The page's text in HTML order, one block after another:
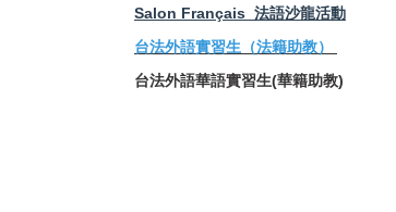
Salon Français 法語沙龍活動
台法外語實習生（法籍助教）
台法外語華語實習生(華籍助教)